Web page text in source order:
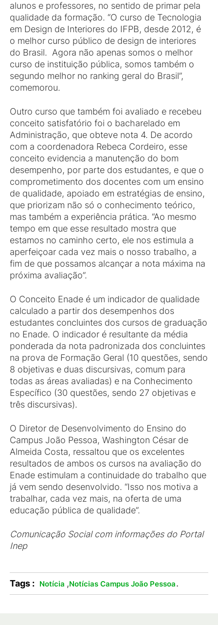
alunos e professores, no sentido de primar pela
qualidade da formação. “O curso de Tecnologia
em Design de Interiores do IFPB, desde 2012, é
o melhor curso público de design de interiores
do Brasil. Agora não apenas somos o melhor
curso de instituição pública, somos também o
segundo melhor no ranking geral do Brasil”,
comemorou.
Outro curso que também foi avaliado e recebeu
conceito satisfatório foi o bacharelado em
Administração, que obteve nota 4. De acordo
com a coordenadora Rebeca Cordeiro, esse
conceito evidencia a manutenção do bom
desempenho, por parte dos estudantes, e que o
comprometimento dos docentes com um ensino
de qualidade, apoiado em estratégias de ensino,
que priorizam não só o conhecimento teórico,
mas também a experiência prática. “Ao mesmo
tempo em que esse resultado mostra que
estamos no caminho certo, ele nos estimula a
aperfeiçoar cada vez mais o nosso trabalho, a
fim de que possamos alcançar a nota máxima na
próxima avaliação”.
O Conceito Enade é um indicador de qualidade
calculado a partir dos desempenhos dos
estudantes concluintes dos cursos de graduação
no Enade. O indicador é resultante da média
ponderada da nota padronizada dos concluintes
na prova de Formação Geral (10 questões, sendo
8 objetivas e duas discursivas, comum para
todas as áreas avaliadas) e na Conhecimento
Específico (30 questões, sendo 27 objetivas e
três discursivas).
O Diretor de Desenvolvimento do Ensino do
Campus João Pessoa, Washington César de
Almeida Costa, ressaltou que os excelentes
resultados de ambos os cursos na avaliação do
Enade estimulam a continuidade do trabalho que
já vem sendo desenvolvido. “Isso nos motiva a
trabalhar, cada vez mais, na oferta de uma
educação pública de qualidade”.
Comunicação Social com informações do Portal
Inep
Tags : Notícia ,Notícias Campus João Pessoa.